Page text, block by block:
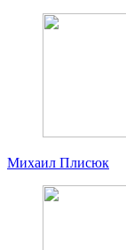
Михаил Плисюк